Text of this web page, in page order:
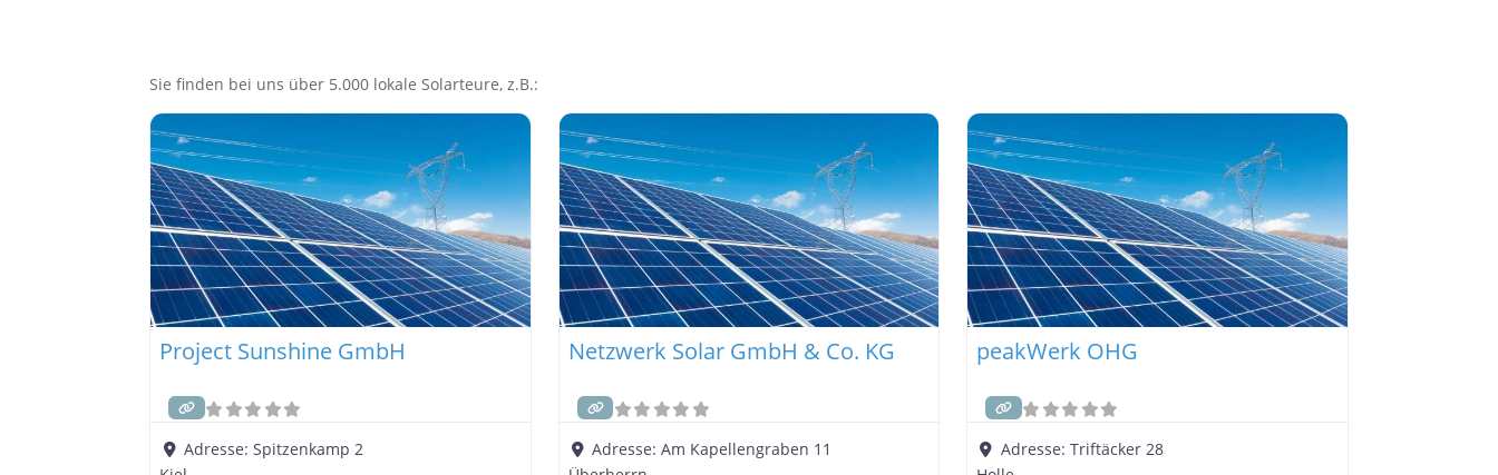
Sie finden bei uns über 5.000 lokale Solarteure, z.B.:
Project Sunshine GmbH
Adresse: Spitzenkamp 2
Netzwerk Solar GmbH & Co. KG
Adresse:Am Kapellengraben 11
peakWerk OHG
Adresse: Triftäcker 28